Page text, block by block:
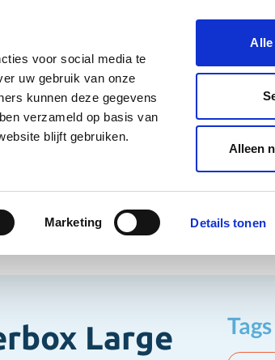
voor social media te
uw gebruik van onze
kunnen deze gegevens
verzameld op basis van
blijft gebruiken.
Marketing Details tonen
Alle
Alleen
category
submenu for Diepvriesproducten
Dranken
Show submenu for Dranken
Non-Food
Alle deals
Large Tags